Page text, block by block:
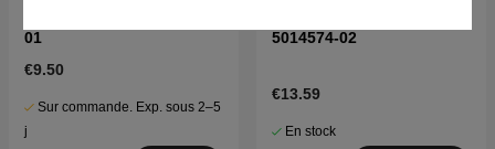
01
€9.50
Sur commande. Exp. sous 2–5
j
5014574-02
€13.59
En stock